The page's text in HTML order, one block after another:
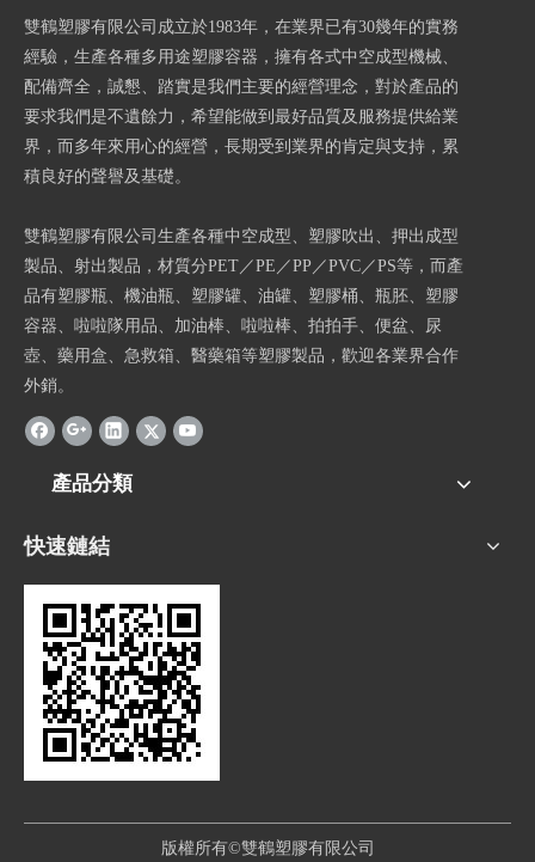
雙鶴塑膠有限公司成立於1983年，在業界已有30幾年的實務
經驗，生產各種多用途塑膠容器，擁有各式中空成型機械、
配備齊全，誠懇、踏實是我們主要的經營理念，對於產品的
要求我們是不遺餘力，希望能做到最好品質及服務提供給業
界，而多年來用心的經營，長期受到業界的肯定與支持，累
積良好的聲譽及基礎。
雙鶴塑膠有限公司生產各種中空成型、塑膠吹出、押出成型
製品、射出製品，材質分PET／PE／PP／PVC／PS等，而產
品有塑膠瓶、機油瓶、塑膠罐、油罐、塑膠桶、瓶胚、塑膠
容器、啦啦隊用品、加油棒、啦啦棒、拍拍手、便盆、尿
壺、藥用盒、急救箱、醫藥箱等塑膠製品，歡迎各業界合作
外銷。
產品分類
快速鏈結
版權所有©雙鶴塑膠有限公司